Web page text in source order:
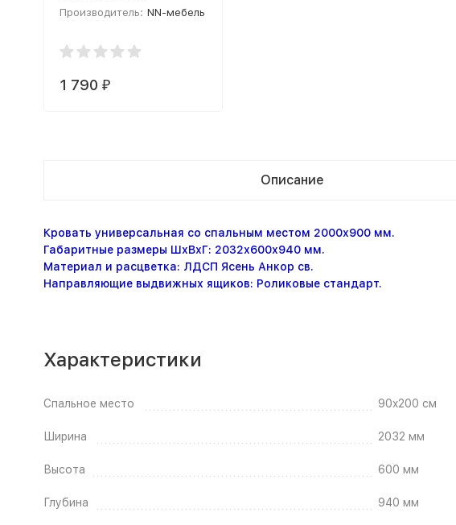
Производитель: NN-мебель
1 790 ₽
Описание
Кровать универсальная со спальным местом 2000х900 мм.
Габаритные размеры ШхВхГ: 2032х600х940 мм.
Материал и расцветка: ЛДСП Ясень Анкор св.
Направляющие выдвижных ящиков: Роликовые стандарт.
Характеристики
Спальное место 90x200 см
Ширина 2032 мм
Высота 600 мм
Глубина 940 мм